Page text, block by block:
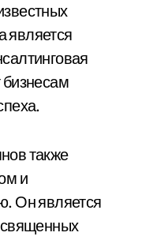
является
бизнесам
также
и
Он является